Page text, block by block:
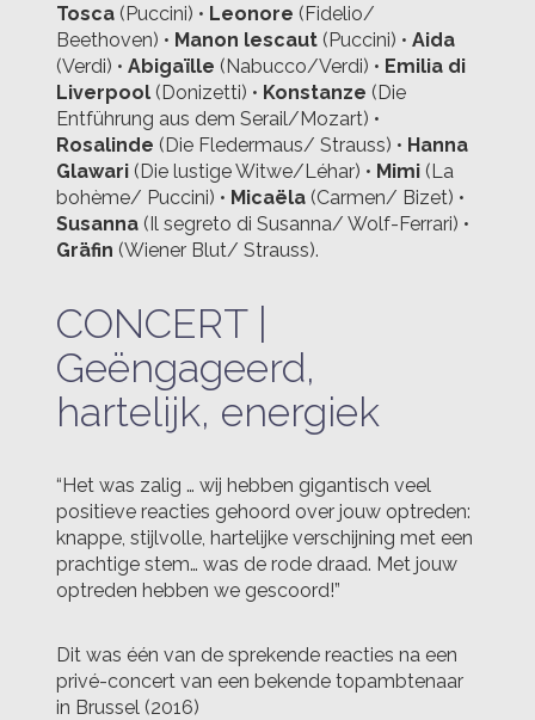
Tosca (Puccini) • Leonore (Fidelio/
Beethoven) • Manon lescaut (Puccini) • Aida
(Verdi) • Abigaïlle (Nabucco/Verdi) • Emilia di
Liverpool (Donizetti) • Konstanze (Die
Entführung aus dem Serail/Mozart) •
Rosalinde (Die Fledermaus/ Strauss) • Hanna
Glawari (Die lustige Witwe/Léhar) • Mimi (La
bohème/ Puccini) • Micaëla (Carmen/ Bizet) •
Susanna (Il segreto di Susanna/ Wolf-Ferrari) •
Gräfin (Wiener Blut/ Strauss).
CONCERT |
Geëngageerd,
hartelijk, energiek
“Het was zalig … wij hebben gigantisch veel
positieve reacties gehoord over jouw optreden:
knappe, stijlvolle, hartelijke verschijning met een
prachtige stem… was de rode draad. Met jouw
optreden hebben we gescoord!”
Dit was één van de sprekende reacties na een
privé-concert van een bekende topambtenaar
in Brussel (2016)